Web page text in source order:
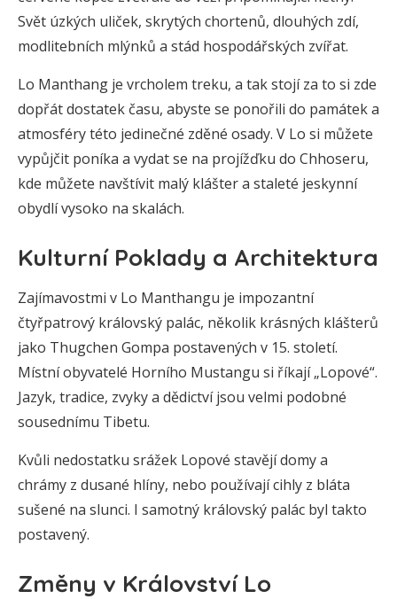
Svět úzkých uliček, skrytých chortenů, dlouhých zdí,
modlitebních mlýnků a stád hospodářských zvířat.
Lo Manthang je vrcholem treku, a tak stojí za to si zde
dopřát dostatek času, abyste se ponořili do památek a
atmosféry této jedinečné zděné osady. V Lo si můžete
vypůjčit poníka a vydat se na projížďku do Chhoseru,
kde můžete navštívit malý klášter a staleté jeskynní
obydlí vysoko na skalách.
Kulturní Poklady a Architektura
Zajímavostmi v Lo Manthangu je impozantní
čtyřpatrový královský palác, několik krásných klášterů
jako Thugchen Gompa postavených v 15. století.
Místní obyvatelé Horního Mustangu si říkají „Lopové“.
Jazyk, tradice, zvyky a dědictví jsou velmi podobné
sousednímu Tibetu.
Kvůli nedostatku srážek Lopové stavějí domy a
chrámy z dusané hlíny, nebo používají cihly z bláta
sušené na slunci. I samotný královský palác byl takto
postavený.
Změny v Království Lo